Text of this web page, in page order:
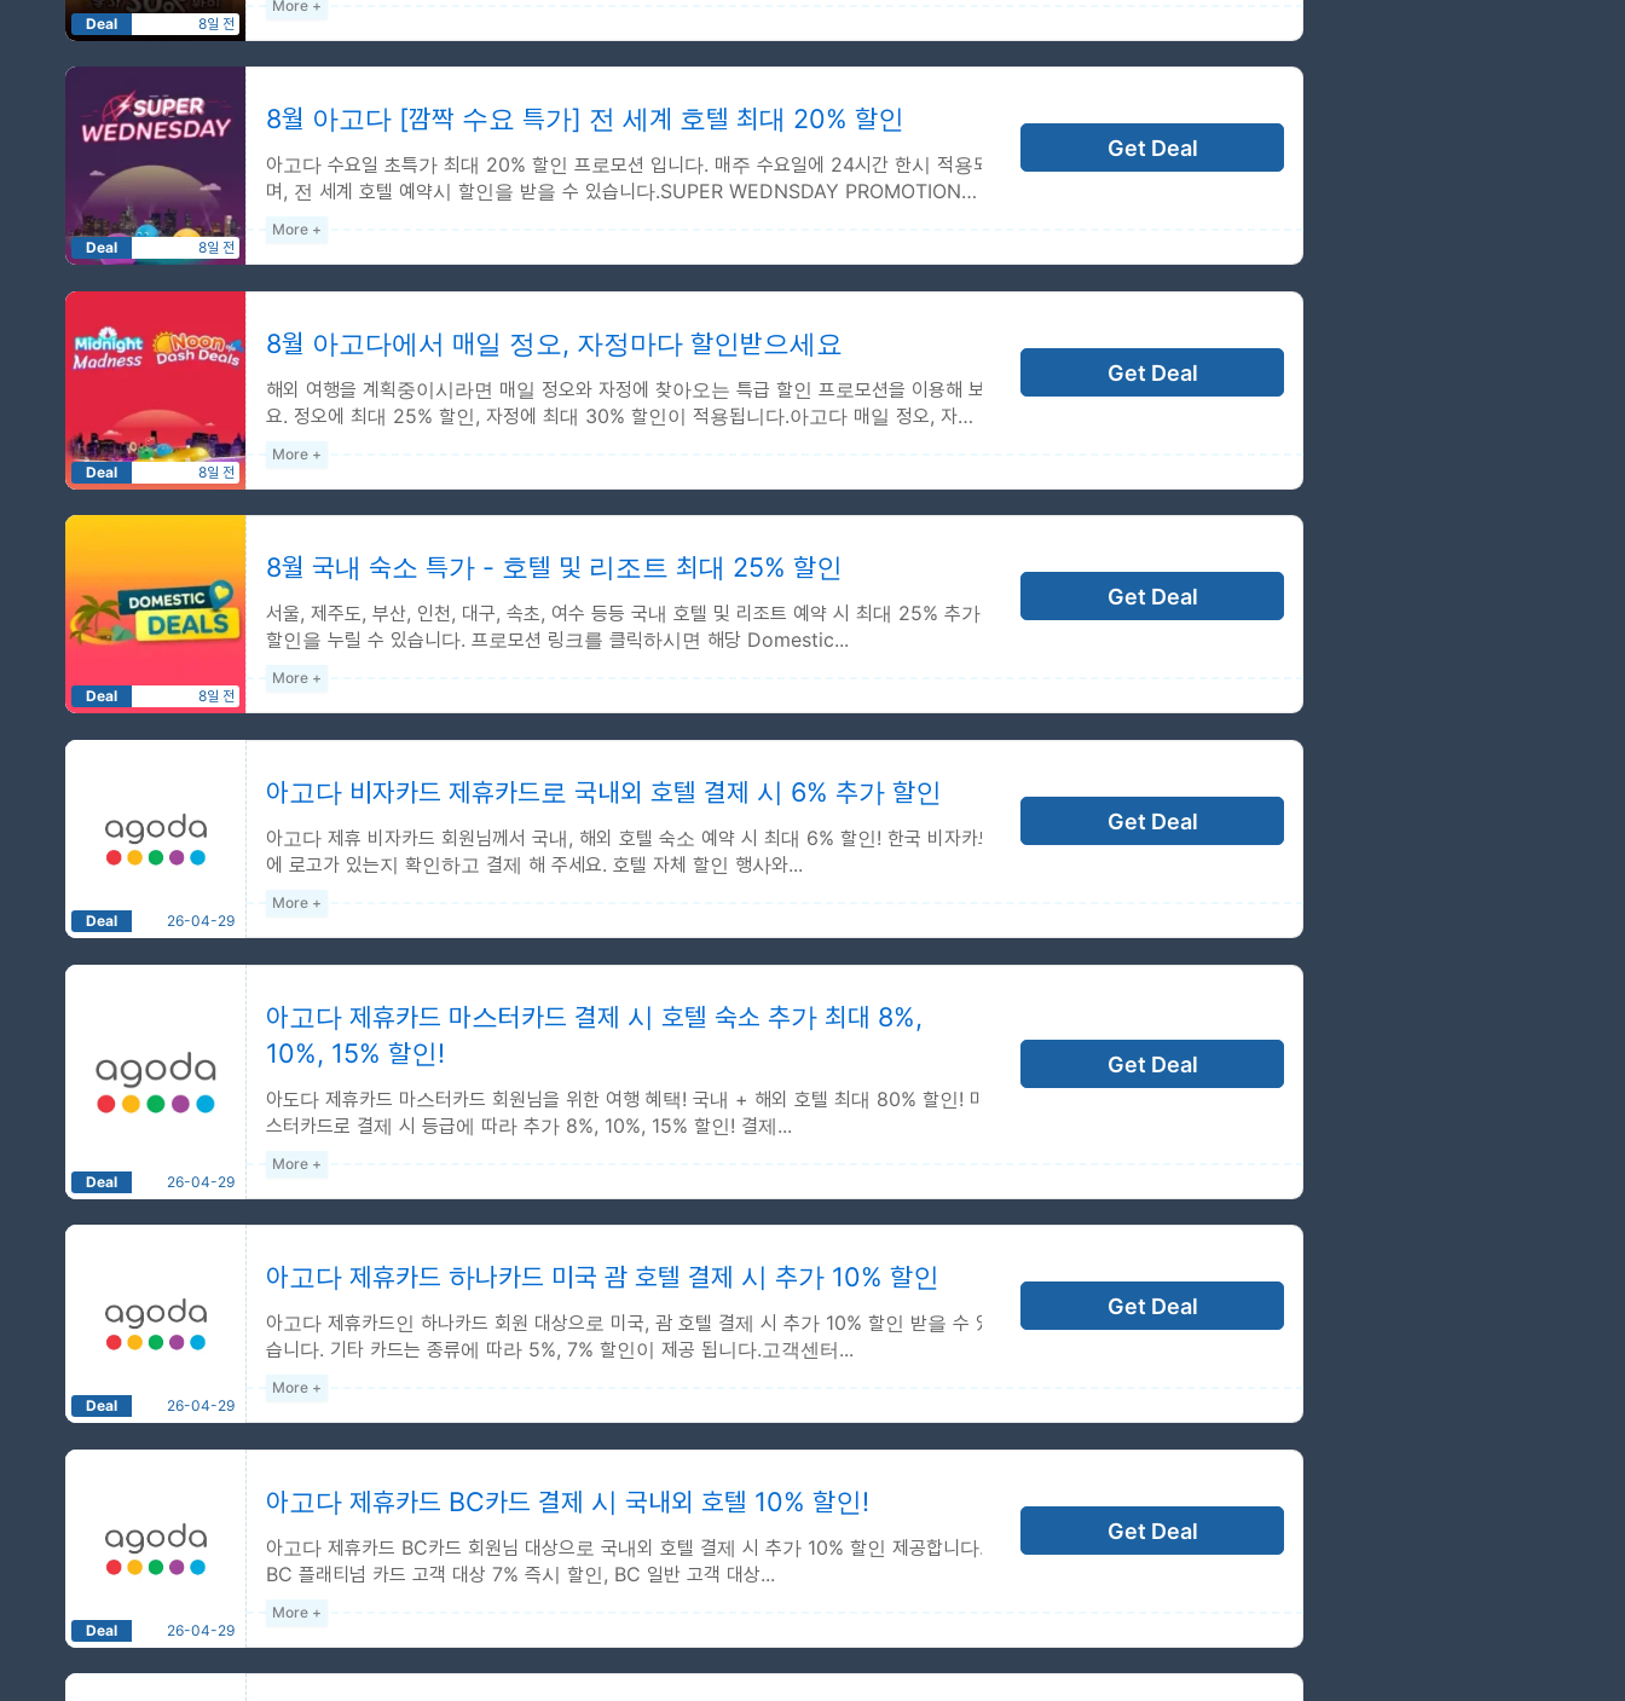
Deal 8일 전
More +
20% 월급날 세일
예약 기간 : 2026-01-01 ~ 2026-12-31
숙박 기간 : 2026-01-01 ~ 2026-12-31
예약일로부터 90일 이내에 체크인
Deal 8일 전
8월 아고다 [깜짝 수요 특가] 전 세계 호텔 최대 20% 할인
아고다 수요일 초특가 최대 20% 할인 프로모션 입니다. 매주 수요일에 24시간 한시 적용되
며, 전 세계 호텔 예약시 할인을 받을 수 있습니다.SUPER WEDNSDAY PROMOTION8월
아고다 전 세계...
Get Deal
More +
20% 수요특가
예약 기간 : 2026-01-01 ~ 2026-12-31
숙박 기간 : 2026-01-01 ~ 2026-12-31
전 세계 호텔 최대 20% 할인
Deal 8일 전
8월 아고다에서 매일 정오, 자정마다 할인받으세요
해외 여행을 계획중이시라면 매일 정오와 자정에 찾아오는 특급 할인 프로모션을 이용해 보세
요. 정오에 최대 25% 할인, 자정에 최대 30% 할인이 적용됩니다.아고다 매일 정오, 자정 할
Get Deal
More +
25%/30% 정오 자정 할인
예약 기간 : 2026-01-01 ~ 2026-12-31
매일 12 AM ~ 3 AM 및 2 PM ~ 6 PM (숙소 현지 시각 기준)
Deal 8일 전
8월 국내 숙소 특가 - 호텔 및 리조트 최대 25% 할인
서울, 제주도, 부산, 인천, 대구, 속초, 여수 등등 국내 호텔 및 리조트 예약 시 최대 25% 추가
할인을 누릴 수 있습니다. 프로모션 링크를 클릭하시면 해당 Domestic...
Get Deal
More +
25% 국내 숙소 특가
예약 기간 : 2026-01-01 ~ 2026-12-31
숙박 기간 : 2026-01-01 ~ 2026-12-31
Deal 26-04-29
아고다 비자카드 제휴카드로 국내외 호텔 결제 시 6% 추가 할인
아고다 제휴 비자카드 회원님께서 국내, 해외 호텔 숙소 예약 시 최대 6% 할인! 한국 비자카드
에 로고가 있는지 확인하고 결제 해 주세요. 호텔 자체 할인 행사와...
Get Deal
More +
6% 비자카드
예약 기간 : 2024-10-01 ~ 2026-12-31
숙박 기간 : 2024-10-01 ~ 2026-12-31
행사 대상 : 비자카드 고객
행사 내용 : 비자카드 회원 전용 페이지에서 유효한 비자 신용카드로 선결제 호텔 예약 결제 시 6% 즉시 할
인 적용
Deal 26-04-29
아고다 제휴카드 마스터카드 결제 시 호텔 숙소 추가 최대 8%,
10%, 15% 할인!
아도다 제휴카드 마스터카드 회원님을 위한 여행 혜택! 국내 + 해외 호텔 최대 80% 할인! 마
스터카드로 결제 시 등급에 따라 추가 8%, 10%, 15% 할인! 결제...
Get Deal
More +
15% 마스터카드
예약 기간 : 2026-01-01 ~ 2026-12-31
숙박 기간 : 2026-01-01 ~ 2026-12-31
카드 등급에 따라 8%/10%/15% - 개인카드만 적용, 법인카드 불가
Deal 26-04-29
아고다 제휴카드 하나카드 미국 괌 호텔 결제 시 추가 10% 할인
아고다 제휴카드인 하나카드 회원 대상으로 미국, 괌 호텔 결제 시 추가 10% 할인 받을 수 있
습니다. 기타 카드는 종류에 따라 5%, 7% 할인이 제공 됩니다.고객센터...
Get Deal
More +
10% 하나카드
예약 기간 : 2026-01-01 ~ 2026-12-31
숙박 기간 : 2026-01-01 ~ 2026-12-31
법인/선불카드 제외
Deal 26-04-29
아고다 제휴카드 BC카드 결제 시 국내외 호텔 10% 할인!
아고다 제휴카드 BC카드 회원님 대상으로 국내외 호텔 결제 시 추가 10% 할인 제공합니다.
BC 플래티넘 카드 고객 대상 7% 즉시 할인, BC 일반 고객 대상...
Get Deal
More +
10% BC카드
예약 기간 : 2026-01-01 ~ 2026-12-31